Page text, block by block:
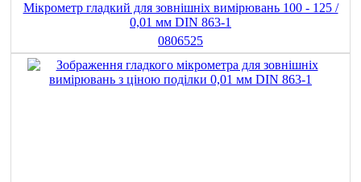
Мікрометр гладкий для зовнішніх вимірювань 100 - 125 /
0,01 мм DIN 863-1
0806525